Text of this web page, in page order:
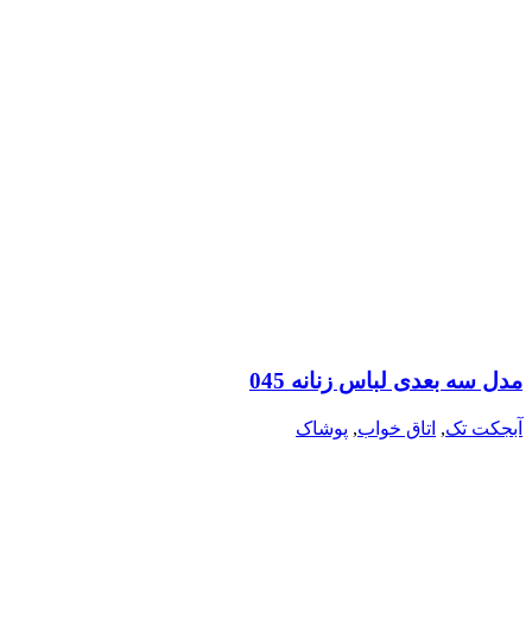
مدل سه بعدی لباس زنانه 045
آبجکت تک, اتاق خواب, پوشاک